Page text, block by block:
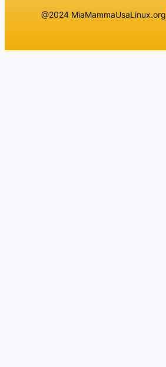
@2024 MiaMammaUsaLinux.org